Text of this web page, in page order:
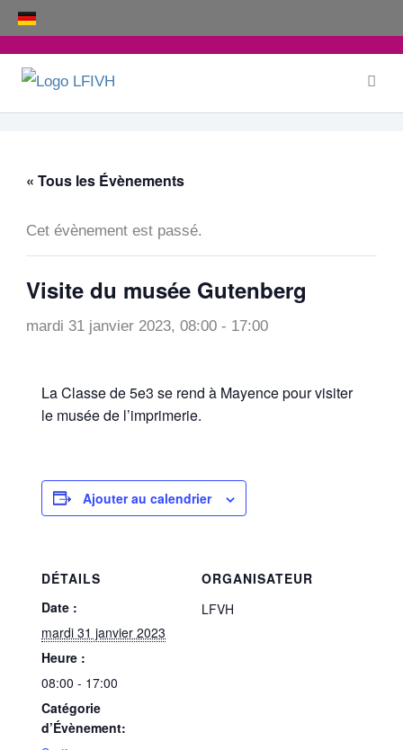
Aller
au
contenu
« Tous les Évènements
Cet évènement est passé.
Visite du musée Gutenberg
mardi 31 janvier 2023, 08:00 - 17:00
La Classe de 5e3 se rend à Mayence pour visiter
le musée de l’imprimerie.
Ajouter au calendrier
DÉTAILS
Date :
mardi 31 janvier 2023
Heure :
08:00 - 17:00
Catégorie
d’Évènement:
ORGANISATEUR
LFVH